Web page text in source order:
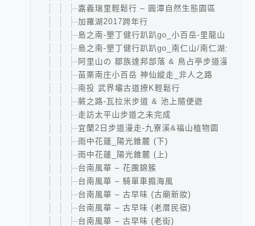
嘉義瑞里輕鬆行 – 圓潭自然生態園區
加羅湖2017跨年行
島之南-墾丁健行趴趴go_小百岳-里龍山
島之南-墾丁健行趴趴go_南仁山/南仁湖生態保
阿里山の 鄒族達邦部落 & 鳥占亭步道漫遊
苗栗南庄小百岳 神仙縱走_非人之路
南投 武界壩古道撩K輕鬆行
蕨之路-瓦拉米步道 & 池上隨便遊
走訪太平山步道之未完成
宜蘭2日步道漫走-九寮溪&福山植物園
雨中花蓮_陽光錐麓 (下)
雨中花蓮_陽光錐麓 (上)
台南風華 – 花團錦簇
台南風華 – 騎單車搧海風
台南風華 – 古早味 (古廟新妝)
台南風華 – 古早味 (老厝民宿)
台南風華 – 古早味 (老街)